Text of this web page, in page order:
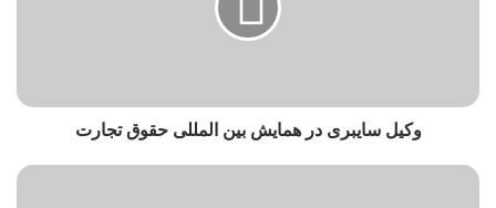
وکیل سایبری در همایش بین المللی حقوق تجارت